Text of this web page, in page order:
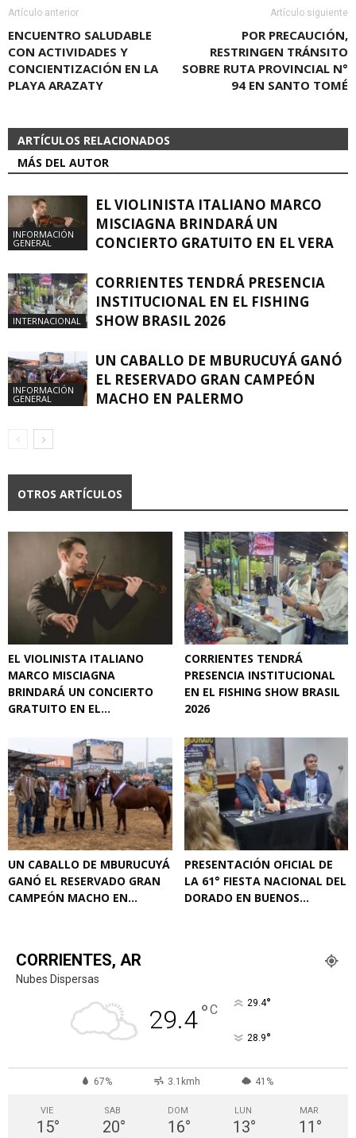
Artículo anterior
ENCUENTRO SALUDABLE
CON ACTIVIDADES Y
CONCIENTIZACIÓN EN LA
PLAYA ARAZATY
Artículo siguiente
POR PRECAUCIÓN,
RESTRINGEN TRÁNSITO
SOBRE RUTA PROVINCIAL N°
94 EN SANTO TOMÉ
ARTÍCULOS RELACIONADOS
MÁS DEL AUTOR
INFORMACIÓN
GENERAL
EL VIOLINISTA ITALIANO MARCO
MISCIAGNA BRINDARÁ UN
CONCIERTO GRATUITO EN EL VERA
INTERNACIONAL
CORRIENTES TENDRÁ PRESENCIA
INSTITUCIONAL EN EL FISHING
SHOW BRASIL 2026
INFORMACIÓN
GENERAL
UN CABALLO DE MBURUCUYÁ GANÓ
EL RESERVADO GRAN CAMPEÓN
MACHO EN PALERMO
OTROS ARTÍCULOS
EL VIOLINISTA ITALIANO
MARCO MISCIAGNA
BRINDARÁ UN CONCIERTO
GRATUITO EN EL...
CORRIENTES TENDRÁ
PRESENCIA INSTITUCIONAL
EN EL FISHING SHOW BRASIL
2026
UN CABALLO DE MBURUCUYÁ
GANÓ EL RESERVADO GRAN
CAMPEÓN MACHO EN...
PRESENTACIÓN OFICIAL DE
LA 61° FIESTA NACIONAL DEL
DORADO EN BUENOS...
CORRIENTES, AR
Nubes Dispersas
29.4°C 29.4°
28.9°
67% 3.1kmh 41%
VIE
15°
SAB
20°
DOM
16°
LUN
13°
MAR
11 °